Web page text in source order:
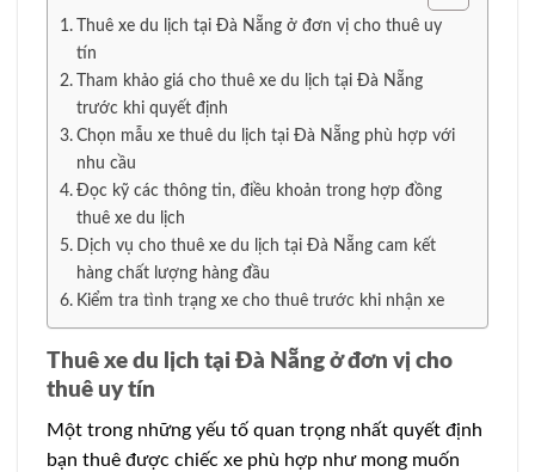
Thuê xe du lịch tại Đà Nẵng ở đơn vị cho thuê uy
tín
Tham khảo giá cho thuê xe du lịch tại Đà Nẵng
trước khi quyết định
Chọn mẫu xe thuê du lịch tại Đà Nẵng phù hợp với
nhu cầu
Đọc kỹ các thông tin, điều khoản trong hợp đồng
thuê xe du lịch
Dịch vụ cho thuê xe du lịch tại Đà Nẵng cam kết
hàng chất lượng hàng đầu
Kiểm tra tình trạng xe cho thuê trước khi nhận xe
Thuê xe du lịch tại Đà Nẵng ở đơn vị cho
thuê uy tín
Một trong những yếu tố quan trọng nhất quyết định
bạn thuê được chiếc xe phù hợp như mong muốn